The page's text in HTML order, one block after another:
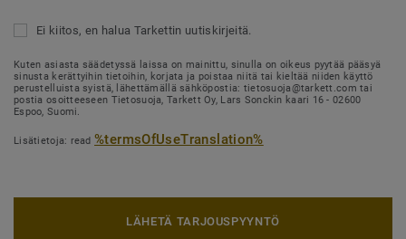
Ei kiitos, en halua Tarkettin uutiskirjeitä.
Kuten asiasta säädetyssä laissa on mainittu, sinulla on oikeus pyytää pääsyä
sinusta kerättyihin tietoihin, korjata ja poistaa niitä tai kieltää niiden käyttö
perustelluista syistä, lähettämällä sähköpostia: tietosuoja@tarkett.com tai
postia osoitteeseen Tietosuoja, Tarkett Oy, Lars Sonckin kaari 16 - 02600
Espoo, Suomi.
Lisätietoja: read%termsOfUseTranslation%
LÄHETÄ TARJOUSPYYNTÖ